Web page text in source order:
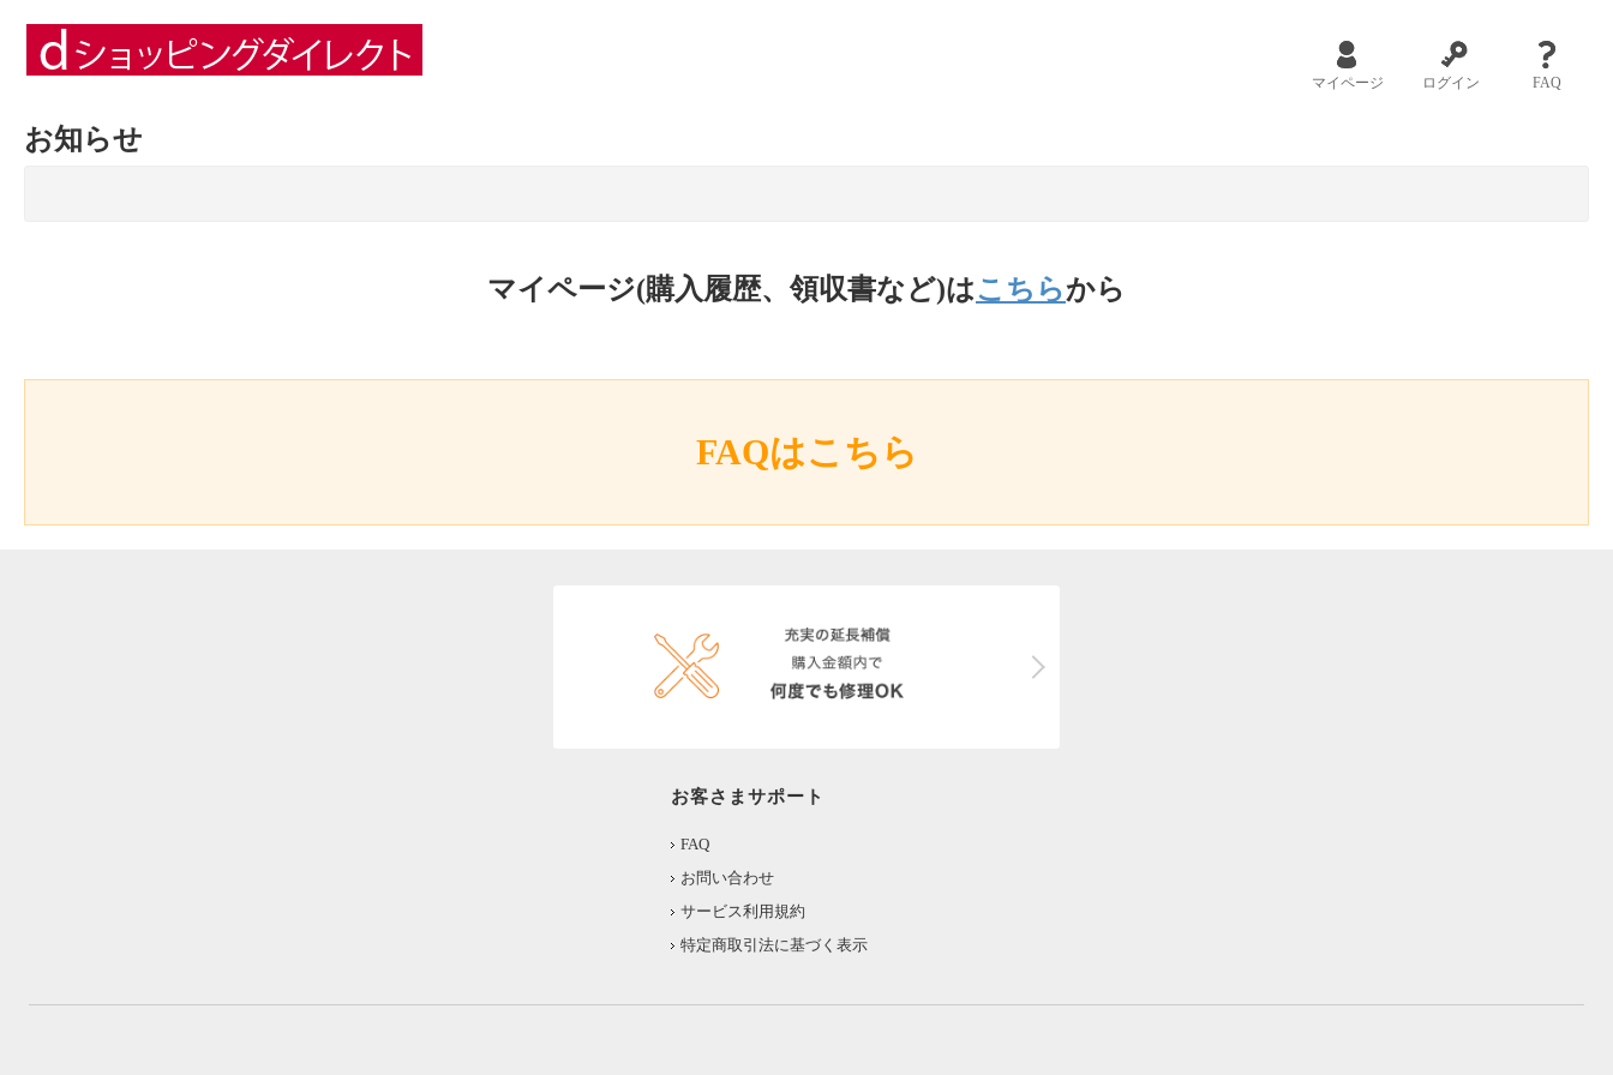
マイページ ログイン FAQ
お知らせ
マイページ(購入履歴、領収書など)はこちらから
FAQはこちら
お客さまサポート
FAQ
お問い合わせ
サービス利用規約
特定商取引法に基づく表示